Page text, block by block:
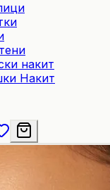
накит
Накит